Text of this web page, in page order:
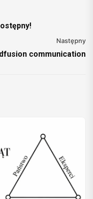
Następny
communication